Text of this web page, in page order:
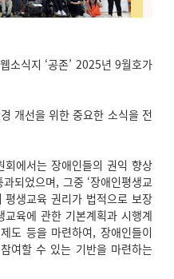
소식지 ‘공존’ 2025년 9월호가
개선을 위한 중요한 소식을 전
에서는 장애인들의 권익 향상
되었으며, 그중 ‘장애인평생교
평생교육 권리가 법적으로 보장
육에 관한 기본계획과 시행계
도 등을 마련하여, 장애인들이
여할 수 있는 기반을 마련하는